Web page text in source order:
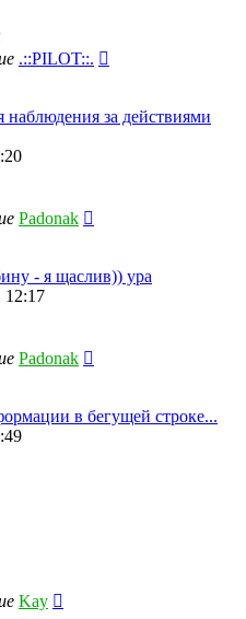
.::PILOT::.
за действиями
Padonak
- я щаслив)) ура
12:17
Padonak
в бегущей строке...
Kay